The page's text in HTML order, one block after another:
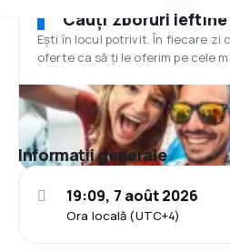
Cauți zboruri
Ești în locul potrivit. În fiecare zi
oferte ca să ți le oferim pe cele
Informații generale
Ora locală (UTC+4)
19:09, 7 août 2026